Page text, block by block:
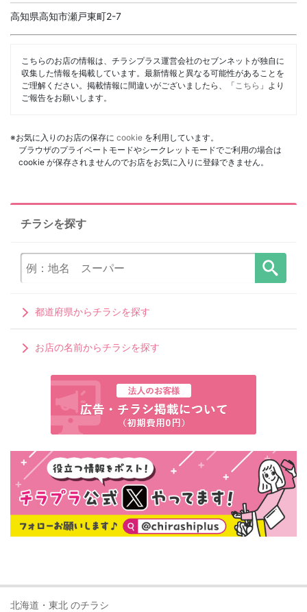
高知県高知市瀬戸東町2-7
こちらのお店の情報は、チラシプラス運営会社のセブンネットが独自に
収集した情報を掲載しています。最新情報と異なる可能性があることを
ご理解ください。掲載情報に間違いがございましたら、「 こちら 」より
ご報告をお願いします。
※お気に入りのお店の保存に cookie を利用しています。
ブラウザのプライベートモードやシークレットモードでご利用の場合は
cookie が保存されませんのでお店をお気に入りに登録できません。
チラシを探す
都道府県からチラシを探す
お店の名前からチラシを探す
北海道・東北 のチラシ